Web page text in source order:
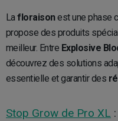
Lafloraisonest une phase
propose des produits
meilleur. Entre Explosive
découvrez des solutions
essentielle et garantir des
Stop Grow de Pro XL